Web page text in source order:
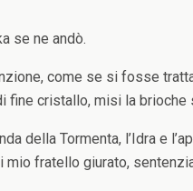
se ne andò.
come se si fosse
fine cristallo, misi la brioche
della Tormenta, l’Idra e
fratello giurato,